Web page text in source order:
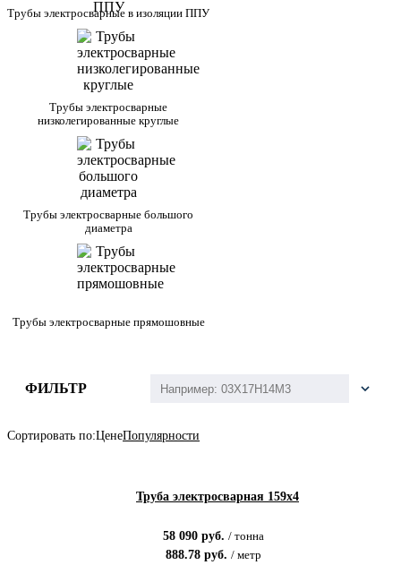
Трубы электросварные в изоляции ППУ
Трубы электросварные
низколегированные круглые
Трубы электросварные большого
диаметра
Трубы электросварные прямошовные
ФИЛЬТР
Сортировать по:ЦенеПопулярности
Труба электросварная 159х4
58 090руб. / тонна
888.78руб. / метр